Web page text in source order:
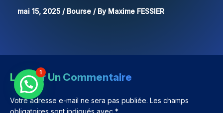
mai 15, 2025 / Bourse / By Maxime FESSIER
Laisser Un Commentaire
Votre adresse e-mail ne sera pas publiée. Les champs
1